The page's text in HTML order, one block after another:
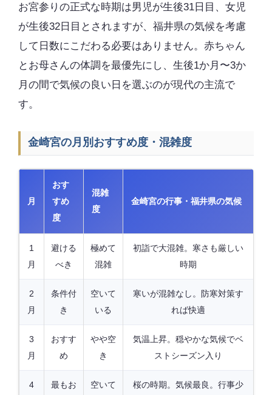
お宮参りの正式な時期は男児が生後31日目、女児
が生後32日目とされますが、福井県の気候を考慮
して日数にこだわる必要はありません。赤ちゃん
とお母さんの体調を最優先にし、生後1か月〜3か
月の間で気候の良い日を選ぶのが現代の主流で
す。
金崎宮の月別おすすめ度・混雑度
月
おす
すめ
度
混雑
度
金崎宮の行事・福井県の気候
1
月
避ける
べき
極めて
混雑
初詣で大混雑。寒さも厳しい
時期
2
月
条件付
き
空いて
いる
寒いが混雑なし。防寒対策す
れば快適
3
月
おすす
め
やや空
き
気温上昇。穏やかな気候でベ
ストシーズン入り
4
最もお
空いて
桜の時期。気候最良。行事少